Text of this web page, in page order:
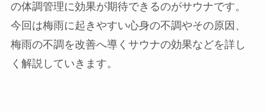
の体調管理に効果が期待できるのがサウナです。
今回は梅雨に起きやすい心身の不調やその原因、
梅雨の不調を改善へ導くサウナの効果などを詳し
く解説していきます。